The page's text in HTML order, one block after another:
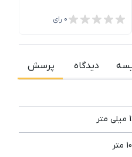
0 رای
دیدگاه پرسش